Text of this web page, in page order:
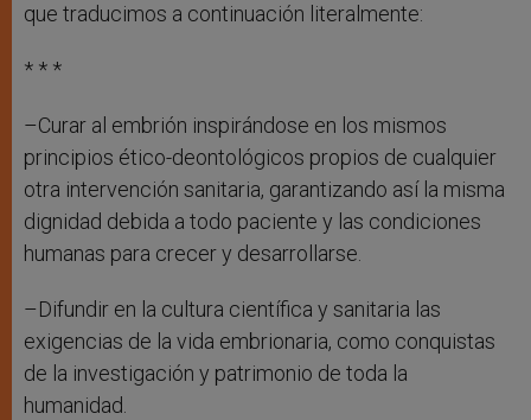
que traducimos a continuación literalmente:
* * *
–Curar al embrión inspirándose en los mismos
principios ético-deontológicos propios de cualquier
otra intervención sanitaria, garantizando así la misma
dignidad debida a todo paciente y las condiciones
humanas para crecer y desarrollarse.
–Difundir en la cultura científica y sanitaria las
exigencias de la vida embrionaria, como conquistas
de la investigación y patrimonio de toda la
humanidad.